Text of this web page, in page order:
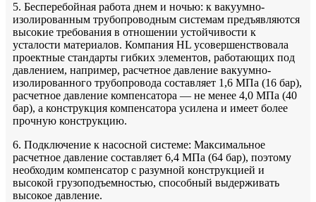
5. Бесперебойная работа днем ​​и ночью: к вакуумно-
изолированным трубопроводным системам предъявляются
высокие требования в отношении устойчивости к
усталости материалов. Компания HL усовершенствовала
проектные стандарты гибких элементов, работающих под
давлением, например, расчетное давление вакуумно-
изолированного трубопровода составляет 1,6 МПа (16 бар),
расчетное давление компенсатора — не менее 4,0 МПа (40
бар), а конструкция компенсатора усилена и имеет более
прочную конструкцию.
6. Подключение к насосной системе: Максимальное
расчетное давление составляет 6,4 МПа (64 бар), поэтому
необходим компенсатор с разумной конструкцией и
высокой грузоподъемностью, способный выдерживать
высокое давление.